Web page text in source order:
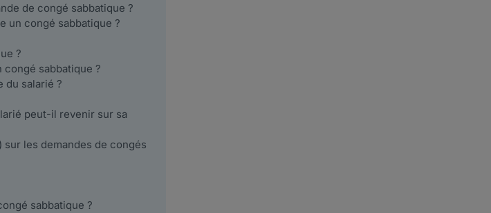
de congé sabbatique ?
un congé sabbatique ?
?
sabbatique ?
du salarié ?
peut-il revenir sur sa
les demandes de congés
sabbatique ?